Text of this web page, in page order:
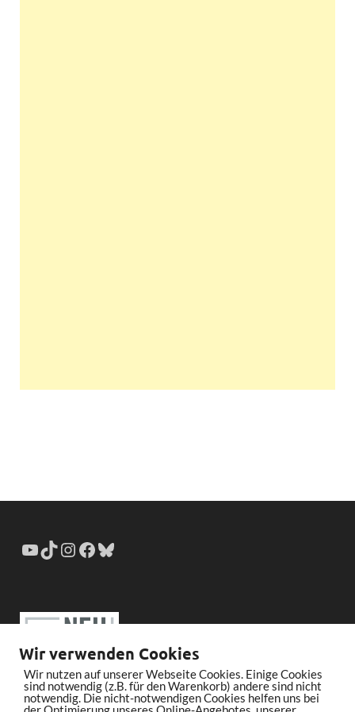
Wir verwenden Cookies
Wir nutzen auf unserer Webseite Cookies. Einige Cookies
sind notwendig (z.B. für den Warenkorb) andere sind nicht
notwendig. Die nicht-notwendigen Cookies helfen uns bei